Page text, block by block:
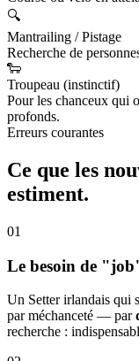
🔍
Mantrailing / Pistage
Recherche de
🐑
Troupeau (instinctif)
Pour les chanceux qui
profonds.
Erreurs courantes
Ce que les
estiment.
01
Le besoin de
Un Setter irlandais qui
par méchanceté — par
recherche :